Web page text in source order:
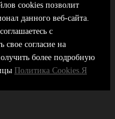
cookies позволит
данного веб-сайта.
с
свое согласие на
более подробную
Политика Cookies.Я